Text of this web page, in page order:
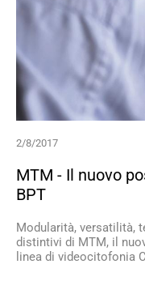
2/8/2017
MTM - Il nuovo
BPT
Modularità, versatilità,
distintivi di MTM, il
linea di videocitofonia